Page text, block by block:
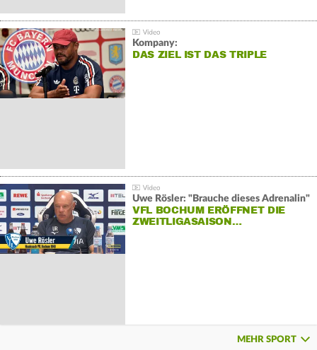
Kompany:
DAS ZIEL IST DAS TRIPLE
Uwe Rösler: "Brauche dieses Adrenalin"
VFL BOCHUM ERÖFFNET DIE
ZWEITLIGASAISON…
MEHR SPORT